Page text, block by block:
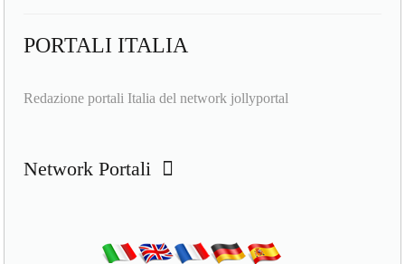
PORTALI ITALIA
Redazione portali Italia del network jollyportal
Network Portali